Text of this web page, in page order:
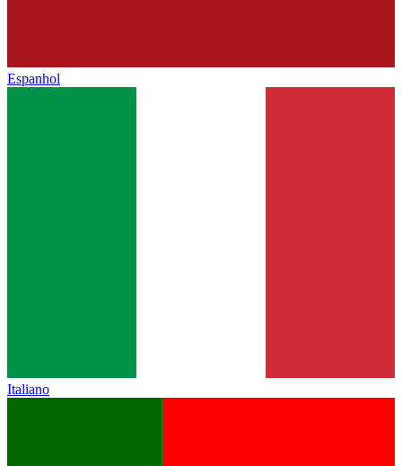
Espanhol
Italiano